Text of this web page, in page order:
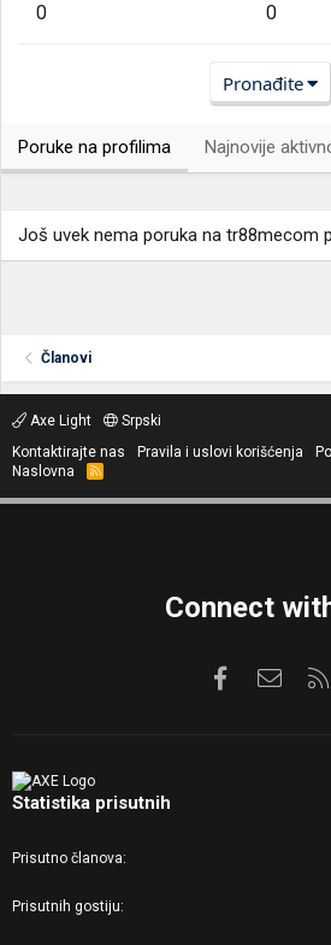
0 0
Pronađite
Poruke na profilima Najnovije
Još uvek nema poruka na tr88mecom
Članovi
Axe Light
Srpski
Kontaktirajte nas
Pravila i uslovi korišćenja
Naslovna
R
S
Connect
Facebook
Statistika prisutnih
Prisutno članova
Prisutnih gostiju